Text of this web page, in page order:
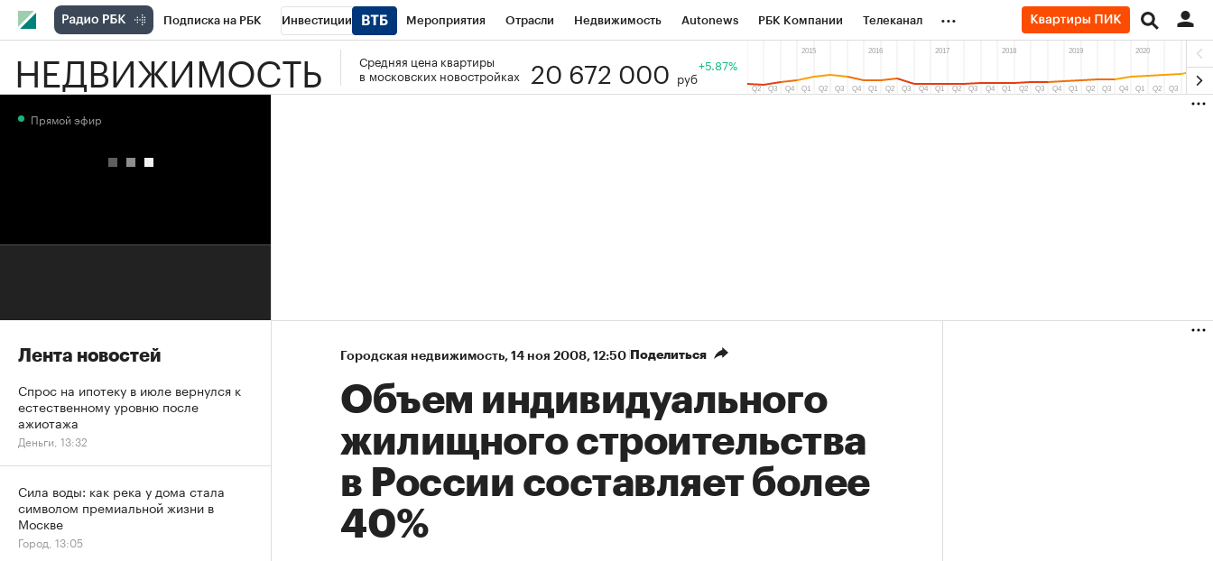
Подписка на РБК Инвестиции Мероприятия Отрасли Недвижимость Autonews РБК Компании Телеканал
РБК Вино Спорт Школа управления РБК РБК Образование Тренды
...
НЕДВИЖИМОСТЬ
Средняя цена квартиры
в московских новостройках
20 672 000 руб
+5.87%
Городская недвижимость⁠, 14 ноя 2008, 12:50 Поделиться
Объем индивидуального
жилищного строительства
в России составляет более
40%
Прямой эфир
Лента новостей
Спрос на ипотеку в июле вернулся к
естественному уровню после
ажиотажа
Деньги, 13:32
Сила воды: как река у дома стала
символом премиальной жизни в
Москве
Город, 13:05